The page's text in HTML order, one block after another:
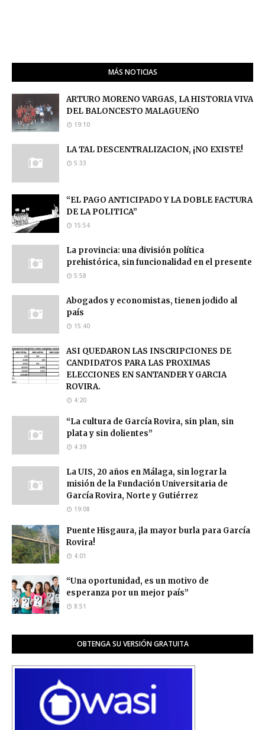
MÁS NOTICIAS
ARTURO MORENO VARGAS, LA HISTORIA VIVA
DEL BALONCESTO MALAGUEÑO
19:10
LA TAL DESCENTRALIZACION, ¡NO EXISTE!
5:33
“EL PAGO ANTICIPADO Y LA DOBLE FACTURA
DE LA POLITICA”
15:54
La provincia: una división política
prehistórica, sin funcionalidad en el presente
5:58
Abogados y economistas, tienen jodido al
país
15:40
ASI QUEDARON LAS INSCRIPCIONES DE
CANDIDATOS PARA LAS PROXIMAS
ELECCIONES EN SANTANDER Y GARCIA
ROVIRA.
4:20
“La cultura de García Rovira, sin plan, sin
plata y sin dolientes”
4:39
La UIS, 20 años en Málaga, sin lograr la
misión de la Fundación Universitaria de
García Rovira, Norte y Gutiérrez
19:08
Puente Hisgaura, ¡la mayor burla para García
Rovira!
4:01
“Una oportunidad, es un motivo de
esperanza por un mejor país”
8:51
OBTENGA SU VERSIÓN GRATUITA